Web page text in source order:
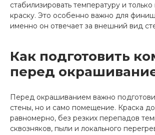
стабилизировать температуру и
краску. Это особенно важно для
именно он отвечает за внешний вид
Как подготовить
перед
Перед окрашиванием важно
стены, но и само помещение. Краска
равномерно, без резких перепадов
сквозняков, пыли и локального